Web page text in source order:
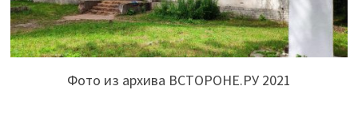
Фото из архива ВСТОРОНЕ.РУ 2021